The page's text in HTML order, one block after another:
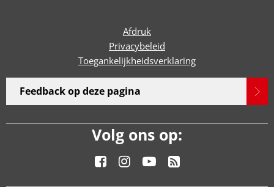
Afdruk
Privacybeleid
Toegankelijkheidsverklaring
Feedback op deze pagina
Volg ons op: